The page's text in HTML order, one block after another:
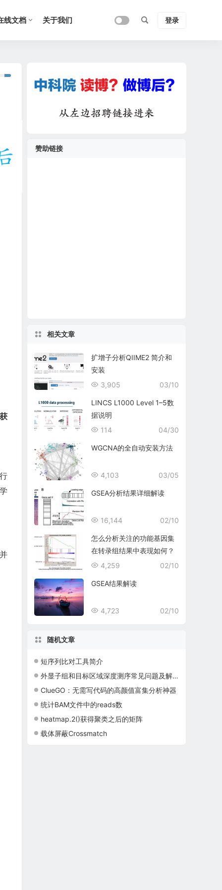
线文档 关于我们 登录
赞助链接
相关文章
扩增子分析QIIME2 简介和
安装
03/10
3,905
LINCS L1000 Level 1–5数
据说明
04/30
114
WGCNA的全自动安装方法
03/05
4,103
GSEA分析结果详细解读
02/10
16,144
怎么分析关注的功能基因集
在转录组结果中表现如何？
02/10
4,259
GSEA结果解读
02/10
4,723
随机文章
短序列比对工具简介
外显子组和目标区域深度测序常见问题及解答
ClueGO：无需写代码的高颜值富集分析神器
统计BAM文件中的reads数
heatmap.2()获得聚类之后的矩阵
载体屏蔽Crossmatch